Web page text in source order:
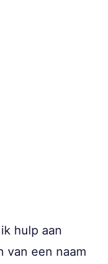
hulp aan
van een naam